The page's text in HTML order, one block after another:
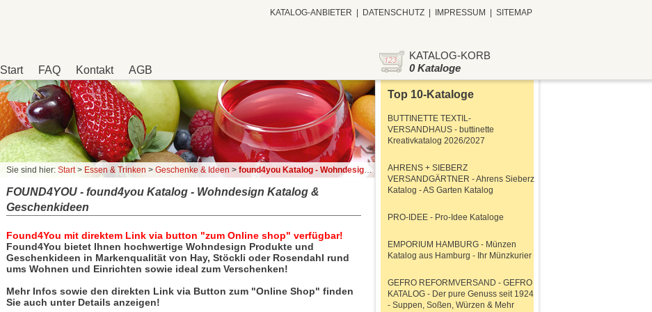
Start FAQ Kontakt AGB
KATALOG-ANBIETER DATENSCHUTZ IMPRESSUM SITEMAP
KATALOG-KORB
0 Kataloge
Sie sind hier: Start> Essen & Trinken > Geschenke & Ideen > found4you Katalog - Wohndesign Katalog & Geschenkideen
FOUND4YOU - found4you Katalog - Wohndesign Katalog &
Geschenkideen
Found4You mit direktem Link via button "zum Online shop" verfügbar!
Found4You bietet Ihnen hochwertige Wohndesign Produkte und
Geschenkideen in Markenqualität von Hay, Stöckli oder Rosendahl rund
ums Wohnen und Einrichten sowie ideal zum Verschenken!
Mehr Infos sowie den direkten Link via Button zum "Online Shop" finden
Sie auch unter Details anzeigen!
Top 10-Kataloge
BUTTINETTE TEXTIL-
VERSANDHAUS - buttinette
Kreativkatalog 2026/2027
AHRENS + SIEBERZ
VERSANDGÄRTNER - Ahrens Sieberz
Katalog - AS Garten Katalog
PRO-IDEE - Pro-Idee Kataloge
EMPORIUM HAMBURG - Münzen
Katalog aus Hamburg - Ihr Münzkurier
GEFRO REFORMVERSAND - GEFRO
KATALOG - Der pure Genuss seit 1924
- Suppen, Soßen, Würzen & Mehr